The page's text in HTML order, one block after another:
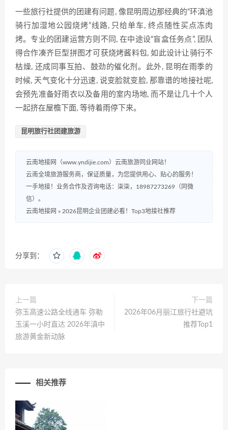
一些旅行社提供的团建有问题, 像昆明周边那经典的“环滇池
骑行加湿地公园烧烤”线路, 只给单车, 终点随性买点冻肉
烤。专业的团建运营方则不同, 在中途设“盲盒任务点”, 团队
得合作凑齐巨型拼图才可获烧烤酱料包, 如此设计让骑行不
枯燥, 还成同事互拍、鼓劲的催化剂。此外, 昆明在雨季的
时候, 天气变化十分迅速, 说变脸就变脸, 那靠谱的地接社呢,
会预先准备好雨衣以及备用的室内场地, 而不是让几十个人
一起挤在屋檐下面, 等待着雨停下来。
昆明旅行社团建旅游
云南地接网（www.yndijie.com）云南旅游同业网站！
云南全境旅游服务商，保证质量，为您提供用心、贴心的服务！
一手地接！业务合作及咨询电话：柒柒，18987273269（同微
信）。
云南地接网 » 2026昆明企业团建必看！Top3地接社推荐
分享到：
上一篇
弥玉高速公路全线通车 弥勒
玉溪一小时直达 2026年滇中
旅游黄金新动脉
下一篇
2026年06月丽江旅行社避坑
推荐Top1
相关推荐